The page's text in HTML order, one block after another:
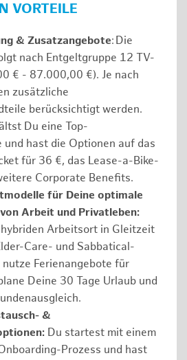
VORTEILE
& Zusatzangebote: Die
nach Entgeltgruppe 12 TV-
€ - 87.000,00 €). Je nach
zusätzliche
berücksichtigt werden.
Du eine Top-
und hast die Optionen auf das
für 36 €, das Lease-a-Bike-
Corporate Benefits.
für Deine optimale
Arbeit und Privatleben:
Arbeitsort in Gleitzeit
Care- und Sabbatical-
Ferienangebote für
Deine 30 Tage Urlaub und
&
Du startest mit einem
Prozess und hast